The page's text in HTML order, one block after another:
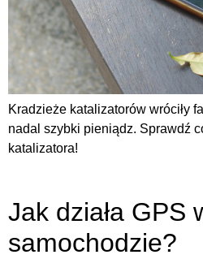
Kradzieże katalizatorów wróciły
nadal szybki pieniądz. Sprawdź
katalizatora!
Jak działa GPS
samochodzie?